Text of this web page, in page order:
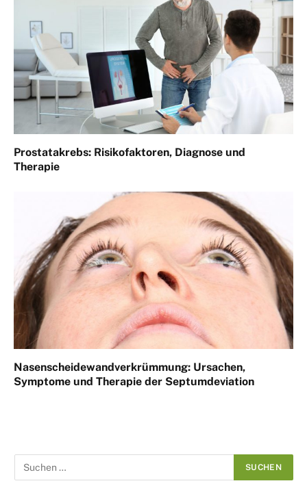
Prostatakrebs: Risikofaktoren, Diagnose und
Therapie
Nasenscheidewandverkrümmung: Ursachen,
Symptome und Therapie der Septumdeviation